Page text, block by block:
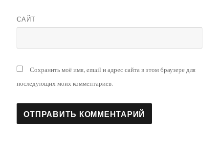
САЙТ
Сохранить моё имя, email и адрес сайта в этом браузере для
последующих моих комментариев.